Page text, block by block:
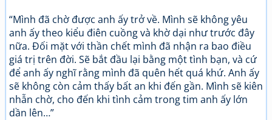
“Mình đã chờ được anh ấy trở về. Mình sẽ không yêu
anh ấy theo kiểu điên cuồng và khờ dại như trước đây
nữa. Đối mặt với thần chết mình đã nhận ra bao điều
giá trị trên đời. Sẽ bắt đầu lại bằng một tình bạn, và cứ
để anh ấy nghĩ rằng mình đã quên hết quá khứ. Anh ấy
sẽ không còn cảm thấy bất an khi đến gần. Mình sẽ kiên
nhẫn chờ, cho đến khi tình cảm trong tim anh ấy lớn
dần lên…”